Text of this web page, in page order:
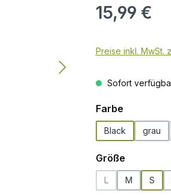
Regulärer Preis:
15,99 €
Preise inkl. MwSt.
Sofort
Farbeauswählen
Black grau
Größe
L M S